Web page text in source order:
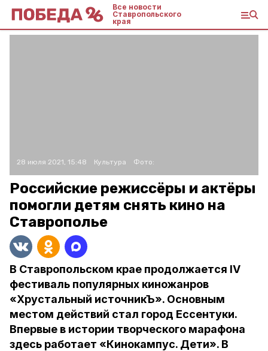
Все новости
Ставропольского
края
28 июля 2021, 15:48 Культура Фото:
Российские режиссёры и актёры
помогли детям снять кино на
Ставрополье
В Ставропольском крае продолжается IV
фестиваль популярных киножанров
«Хрустальный источникЪ». Основным
местом действий стал город Ессентуки.
Впервые в истории творческого марафона
здесь работает «Кинокампус. Дети». В